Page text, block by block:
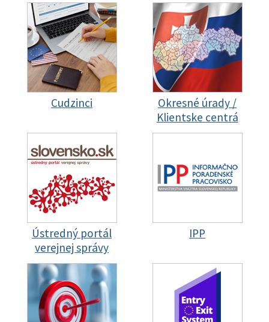
Cudzinci
Okresné úrady /
Klientske centrá
Ústredný portál
verejnej správy
IPP